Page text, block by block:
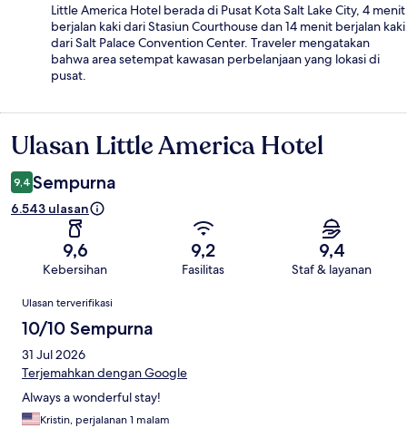
Little America Hotel berada di Pusat Kota Salt Lake City, 4 menit
berjalan kaki dari Stasiun Courthouse dan 14 menit berjalan kaki
dari Salt Palace Convention Center. Traveler mengatakan
bahwa area setempat kawasan perbelanjaan yang lokasi di
pusat.
Ulasan
Ulasan Little America Hotel
9,4 Sempurna
6.543 ulasan
9,6
Kebersihan
9,2
Fasilitas
9,4
Staf & layanan
Ulasan
Ulasan terverifikasi
10/10 Sempurna
31 Jul 2026
Terjemahkan dengan Google
Always a wonderful stay!
Kristin, perjalanan 1 malam